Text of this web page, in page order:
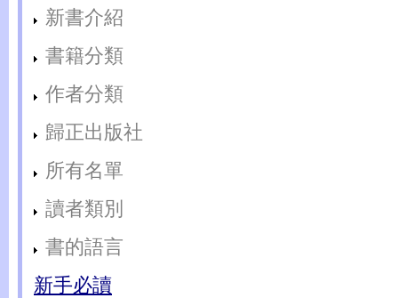
新書介紹
書籍分類
作者分類
歸正出版社
所有名單
讀者類別
書的語言
新手必讀